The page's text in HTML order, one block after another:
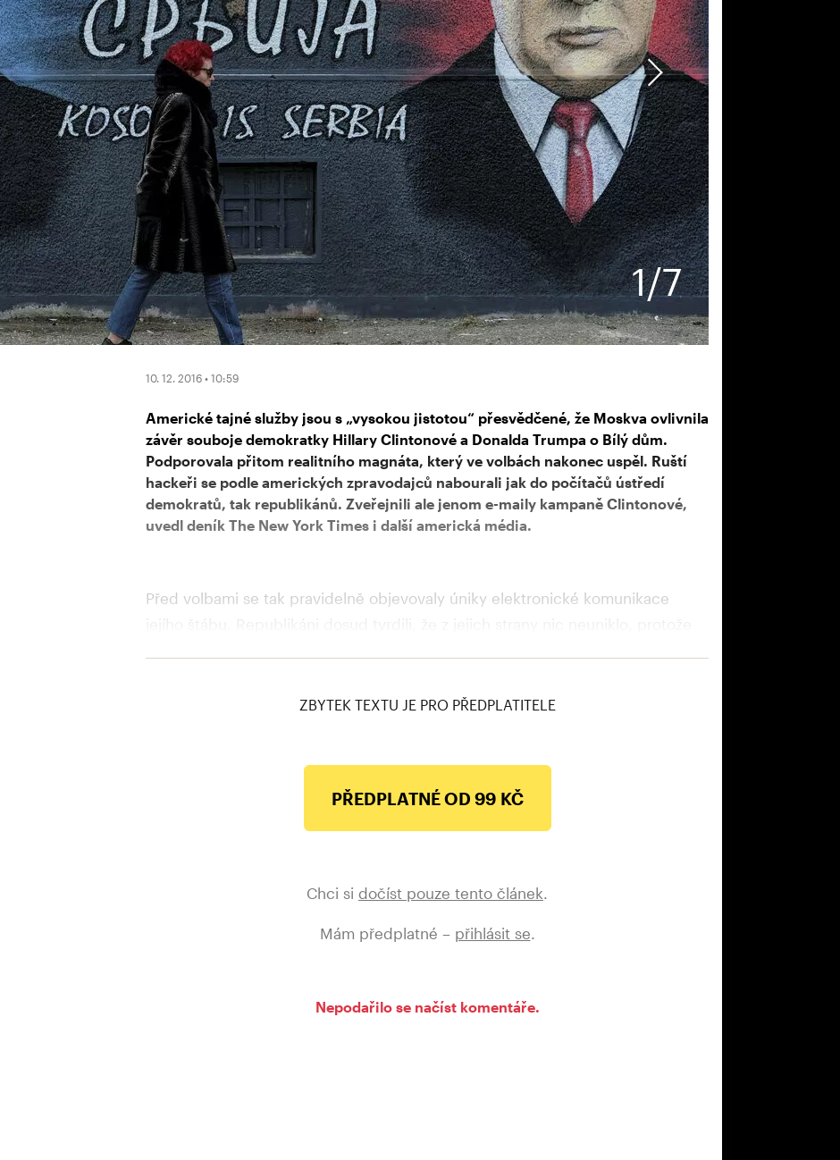
1/7
10. 12. 2016 • 10:59
Americké tajné služby jsou s „vysokou jistotou“ přesvědčené, že Moskva ovlivnila
závěr souboje demokratky Hillary Clintonové a Donalda Trumpa o Bílý dům.
Podporovala přitom realitního magnáta, který ve volbách nakonec uspěl. Ruští
hackeři se podle amerických zpravodajců nabourali jak do počítačů ústředí
demokratů, tak republikánů. Zveřejnili ale jenom e-maily kampaně Clintonové,
uvedl deník The New York Times i další americká média.
Před volbami se tak pravidelně objevovaly úniky elektronické komunikace
ZBYTEK TEXTU JE PRO PŘEDPLATITELE
PŘEDPLATNÉ OD 99 KČ
Chci si dočíst pouze tento článek.
Mám předplatné – přihlásit se.
Nepodařilo se načíst komentáře.